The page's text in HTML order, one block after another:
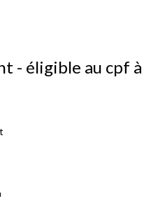
- éligible au cpf à